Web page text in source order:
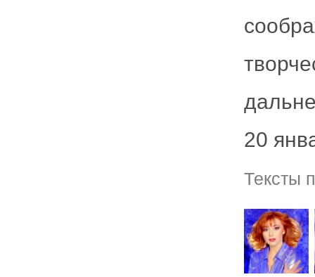
20
Тексты